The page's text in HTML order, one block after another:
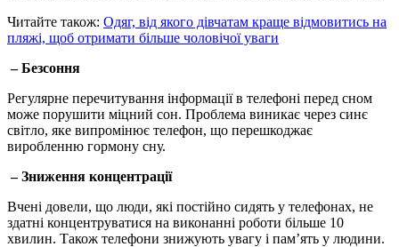
Читайте також: Одяг, від якого дівчатам краще відмовитись на
пляжі, щоб отримати більше чоловічої уваги
– Безсоння
Регулярне перечитування інформації в телефоні перед сном
може порушити міцний сон. Проблема виникає через синє
світло, яке випромінює телефон, що перешкоджає
виробленню гормону сну.
– Зниження концентрації
Вчені довели, що люди, які постійно сидять у телефонах, не
здатні концентруватися на виконанні роботи більше 10
хвилин. Також телефони знижують увагу і пам’ять у людини.